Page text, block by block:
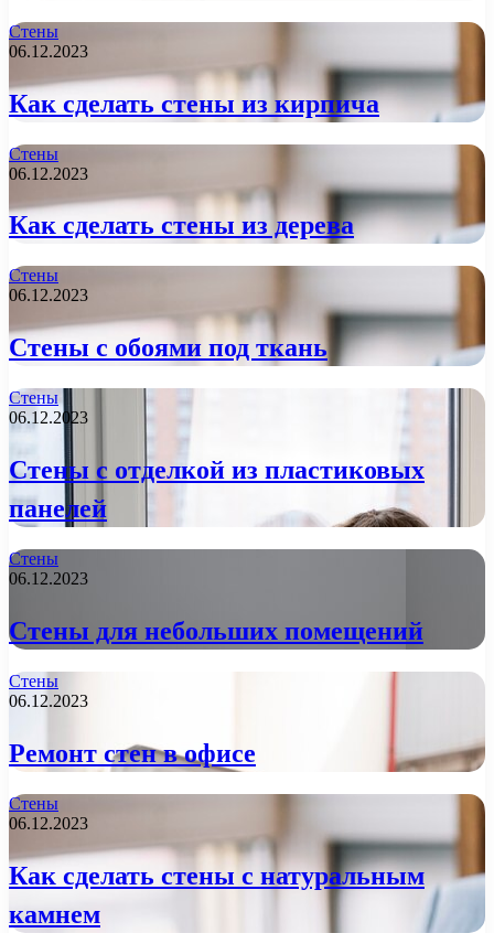
Стены
06.12.2023
Как сделать стены из кирпича
Стены
06.12.2023
Как сделать стены из дерева
Стены
06.12.2023
Стены с обоями под ткань
Стены
06.12.2023
Стены с отделкой из пластиковых
панелей
Стены
06.12.2023
Стены для небольших помещений
Стены
06.12.2023
Ремонт стен в офисе
Стены
06.12.2023
Как сделать стены с натуральным
камнем